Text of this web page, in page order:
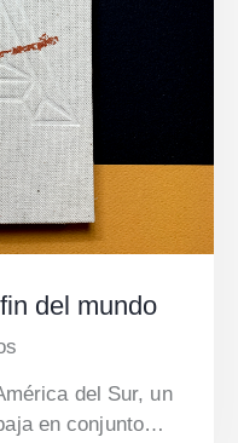
del mundo
del Sur, un
en conjunto…